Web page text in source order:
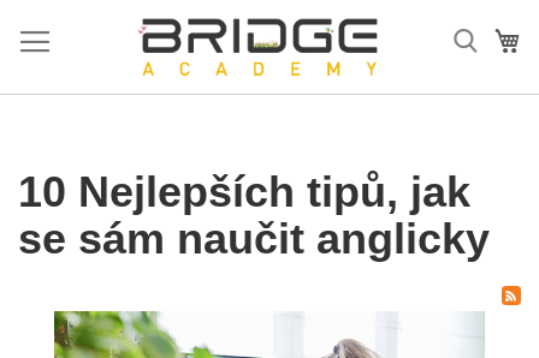
na
10 Nejlepších tipů, jak
se sám naučit anglicky